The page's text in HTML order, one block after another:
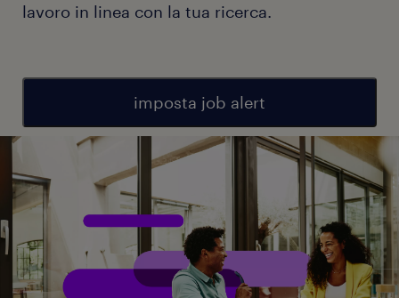
lavoro in linea con la tua ricerca.
imposta job alert